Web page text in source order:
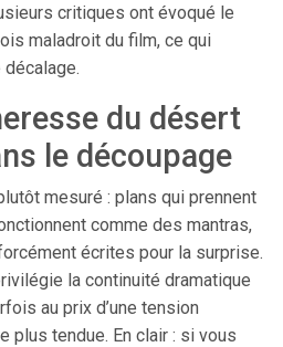
critiques ont évoqué le
maladroit du film, ce qui
du désert
le découpage
mesuré : plans qui prennent
comme des mantras,
écrites pour la surprise.
la continuité dramatique
au prix d’une tension
plus tendue. En clair : si vous